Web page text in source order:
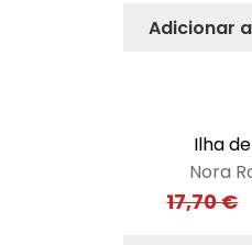
Adicionar
Ilha
Nora
17,70€